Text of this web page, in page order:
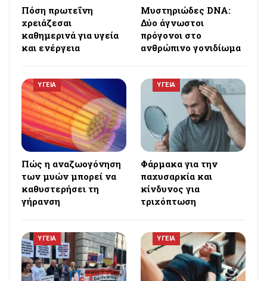
Πόση πρωτεΐνη
χρειάζεσαι
καθημερινά για υγεία
και ενέργεια
Μυστηριώδες DNA:
Δύο άγνωστοι
πρόγονοι στο
ανθρώπινο γονιδίωμα
ΥΓΕΙΑ
Πώς η αναζωογόνηση
των μυών μπορεί να
καθυστερήσει τη
γήρανση
ΥΓΕΙΑ
Φάρμακα για την
παχυσαρκία και
κίνδυνος για
τριχόπτωση
ΥΓΕΙΑ ΥΓΕΙΑ